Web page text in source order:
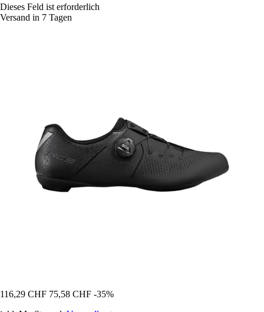
Dieses Feld ist erforderlich
Versand in 7 Tagen
116,29 CHF 75,58 CHF -35%